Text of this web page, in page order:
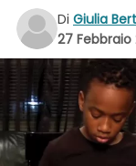
Di Giulia
27 Febbraio